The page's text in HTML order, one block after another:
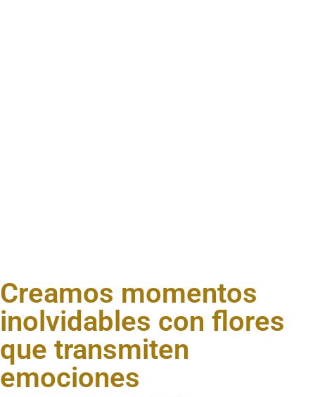
Creamos momentos
inolvidables con flores
que transmiten
emociones